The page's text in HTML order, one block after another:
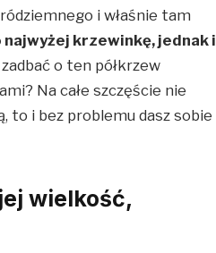
i właśnie tam
krzewinkę, jednak i
zadbać o ten półkrzew
Na całe szczęście nie
to i bez problemu dasz sobie
wielkość,